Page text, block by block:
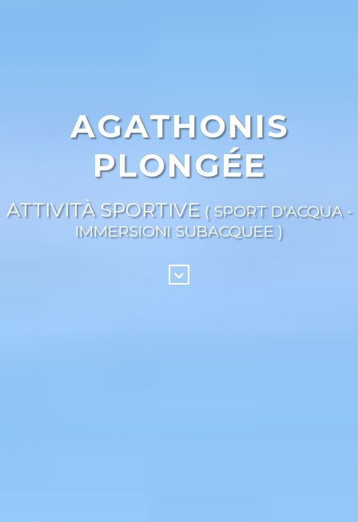
AGATHONIS
PLONGÉE
ATTIVITÀ SPORTIVE ( SPORT D'ACQUA -
IMMERSIONI SUBACQUEE )